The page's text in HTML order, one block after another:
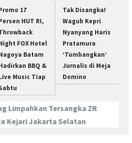
17
HUT RI,
FOX Hotel
Batam
BBQ &
Music Tiap
Tak Disangka!
Wagub Kepri
Nyanyang Haris
Pratamura
‘Tumbangkan’
Jurnalis di Meja
Domino
Limpahkan Tersangka ZR
Kejari Jakarta Selatan